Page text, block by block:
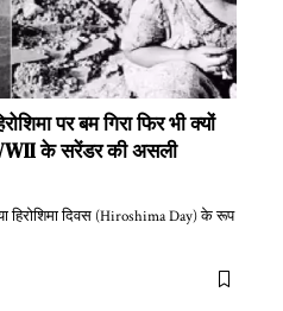
पर बम गिरा फिर भी क्यों
के सरेंडर की असली
हिरोशिमा दिवस (Hiroshima Day) के रूप